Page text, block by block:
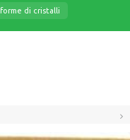
forme di cristalli